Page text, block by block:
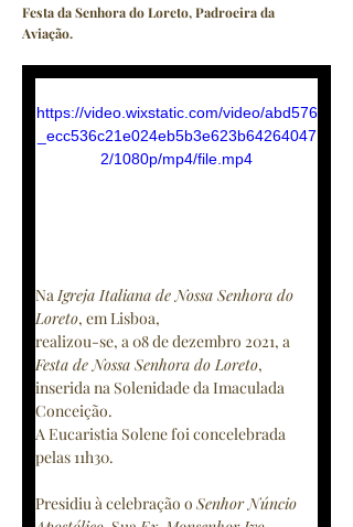
Festa da Senhora do Loreto, Padroeira da
Aviação.
https://video.wixstatic.com/video/abd576
_ecc536c21e024eb5b3e623b64264047
2/1080p/mp4/file.mp4
Na Igreja Italiana de Nossa Senhora do
Loreto, em Lisboa,
realizou-se, a 08 de dezembro 2021, a
Festa de Nossa Senhora do Loreto,
inserida na Solenidade da Imaculada
Conceição.
A Eucaristia Solene foi concelebrada
pelas 11h30.
Presidiu à celebração o Senhor Núncio